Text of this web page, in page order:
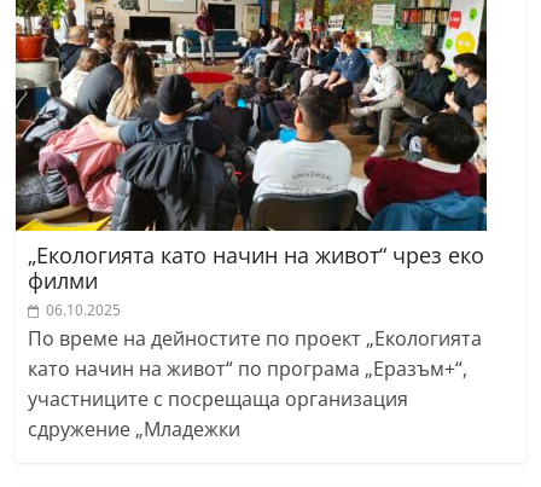
„Екологията като начин на живот“ чрез еко
филми
06.10.2025
По време на дейностите по проект „Екологията
като начин на живот“ по програма „Еразъм+“,
участниците с посрещаща организация
сдружение „Младежки